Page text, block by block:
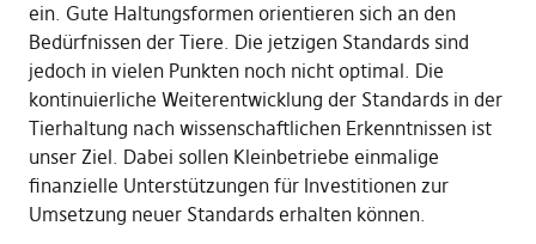
ein. Gute Haltungsformen orientieren sich an den
Bedürfnissen der Tiere. Die jetzigen Standards sind
jedoch in vielen Punkten noch nicht optimal. Die
kontinuierliche Weiterentwicklung der Standards in der
Tierhaltung nach wissenschaftlichen Erkenntnissen ist
unser Ziel. Dabei sollen Kleinbetriebe einmalige
finanzielle Unterstützungen für Investitionen zur
Umsetzung neuer Standards erhalten können.